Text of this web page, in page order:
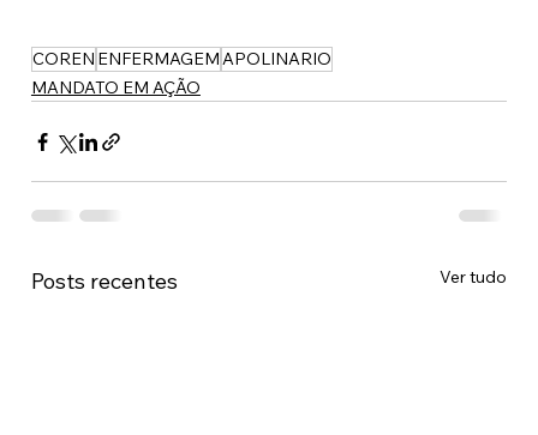
COREN ENFERMAGEMAPOLINARIO
MANDATO EM AÇÃO
Posts recentes Ver tudo